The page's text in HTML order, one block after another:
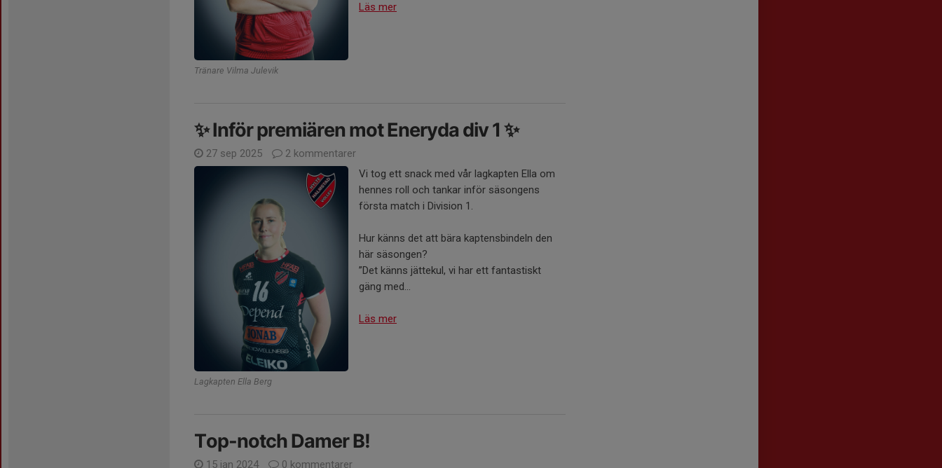
Tränare Vilma Julevik
Läs mer
✨ Inför premiären mot Eneryda div 1 ✨
27 sep 2025 2 kommentarer
Lagkapten Ella Berg
Vi tog ett snack med vår lagkapten Ella om
hennes roll och tankar inför säsongens
första match i Division 1.
Hur känns det att bära kaptensbindeln den
här säsongen?
”Det känns jättekul, vi har ett fantastiskt
gäng med...
Läs mer
Top-notch Damer B!
15 jan 2024 0 kommentarer